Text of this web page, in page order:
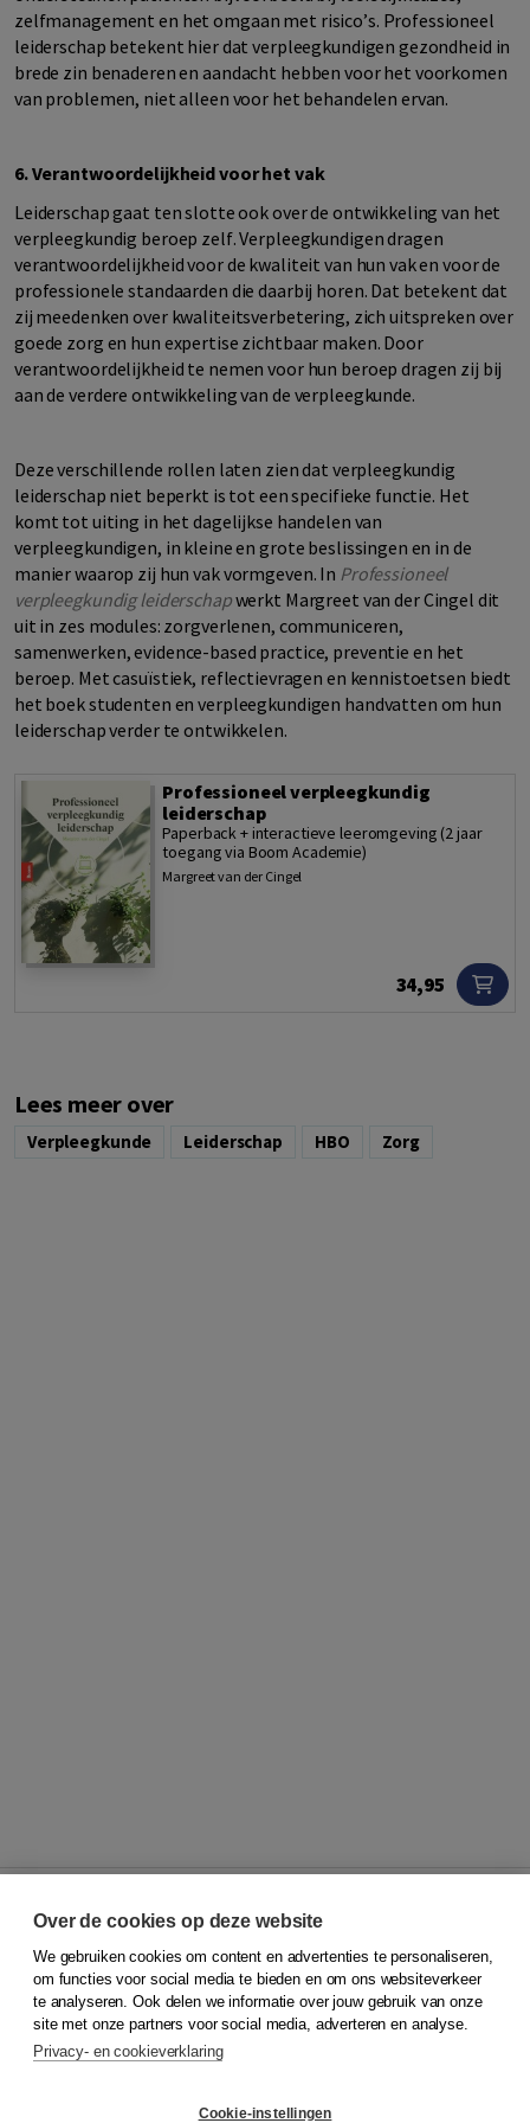
zelfmanagement en het omgaan met risico’s. Professioneel
leiderschap betekent hier dat verpleegkundigen gezondheid in
brede zin benaderen en aandacht hebben voor het voorkomen
van problemen, niet alleen voor het behandelen ervan.
6. Verantwoordelijkheid voor het vak
Leiderschap gaat ten slotte ook over de ontwikkeling van het
verpleegkundig beroep zelf. Verpleegkundigen dragen
verantwoordelijkheid voor de kwaliteit van hun vak en voor de
professionele standaarden die daarbij horen. Dat betekent dat
zij meedenken over kwaliteitsverbetering, zich uitspreken over
goede zorg en hun expertise zichtbaar maken. Door
verantwoordelijkheid te nemen voor hun beroep dragen zij bij
aan de verdere ontwikkeling van de verpleegkunde.
Deze verschillende rollen laten zien dat verpleegkundig
leiderschap niet beperkt is tot een specifieke functie. Het
komt tot uiting in het dagelijkse handelen van
verpleegkundigen, in kleine en grote beslissingen en in de
manier waarop zij hun vak vormgeven. In Professioneel
verpleegkundig leiderschapwerkt Margreet van der Cingel dit
uit in zes modules: zorgverlenen, communiceren,
samenwerken,evidence-based practice, preventie en het
beroep. Met casuïstiek, reflectievragen en kennistoetsen biedt
het boek studenten en verpleegkundigen handvatten om hun
leiderschap verder te ontwikkelen.
Professioneel verpleegkundig
leiderschap
Margreet van der Cingel
Paperback + interactieve leeromgeving (2 jaar
toegang via Boom Academie)
34,95
Lees meer over
Verpleegkunde Leiderschap HBO Zorg
© 2026Koninklijke Boom uitgevers
Klantenservice
Service & informatie
Contact
Over de cookies op deze website
We gebruiken cookies om content en advertenties te personaliseren,
om functies voor social media te bieden en om ons websiteverkeer
te analyseren. Ook delen we informatie over jouw gebruik van onze
site met onze partners voor social media, adverteren en analyse.
Privacy- en cookieverklaring
Cookie-instellingen